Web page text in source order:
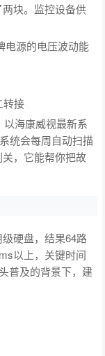
块。监控设备供
电源的电压波动能
转接
海康威视最新系
统会每周自动扫描
，它能帮你把故
硬盘，结果64路
以上，关键时间
普及的背景下，建